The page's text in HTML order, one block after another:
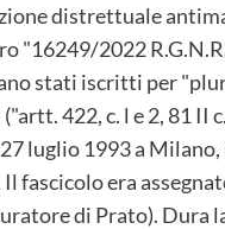
distrettuale
"16249/2022
stati iscritti per
422, c. l e 2, 81 II
luglio 1993 a
fascicolo era
di Prato). Dura